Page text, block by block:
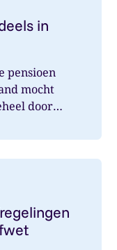
in
pensioen
mocht
door